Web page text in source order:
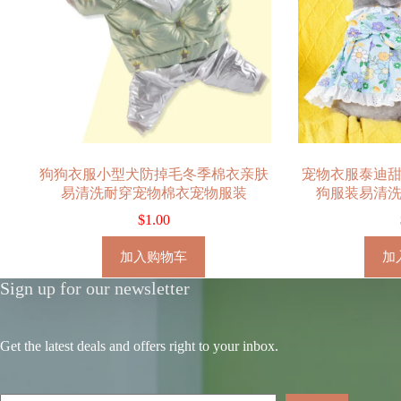
狗狗衣服小型犬防掉毛冬季棉衣亲肤
易清洗耐穿宠物棉衣宠物服装
$1.00
加入购物车
宠物衣服泰迪
狗服装易清
加
Sign up for our newsletter
Get the latest deals and offers right to your inbox.